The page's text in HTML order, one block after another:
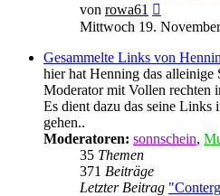
von rowa61
Beitrag
Mittwoch 19.
Gesammelte Links von
hier hat Henning das alleinige
Moderator mit Vollen rechten
Es dient dazu das seine
gehen..
Moderatoren: sonnschein,
35 Themen
371 Beiträge
Letzter Beitrag